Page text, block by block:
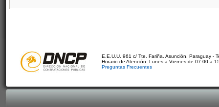
E.E.U.U. 961 c/ Tte. Fariña. Asunción, Paraguay -
Horario de Atención: Lunes a Viernes de 07:00 a
Preguntas Frecuentes